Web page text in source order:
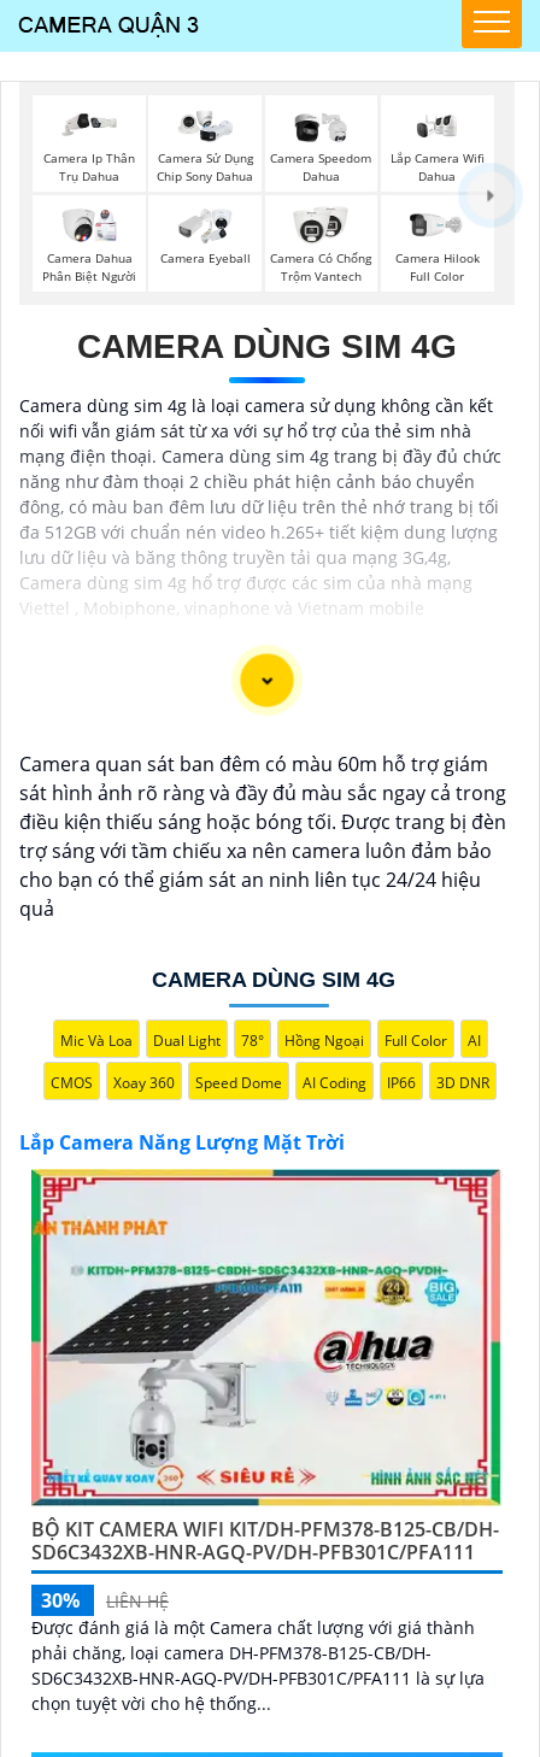
Camera Ip Thân
Trụ Dahua
Camera Sử Dụng
Chip Sony Dahua
Camera Speedom
Dahua
Lắp Camera Wifi
Dahua
Camera Dahua
Phân Biệt Người
Camera Eyeball
Camera Có Chống
Trộm Vantech
Camera Hilook
Full Color
CAMERA DÙNG SIM 4G
Camera dùng sim 4g là loại camera sử dụng không cần kết
nối wifi vẫn giám sát từ xa với sự hổ trợ của thẻ sim nhà
mạng điện thoại. Camera dùng sim 4g trang bị đầy đủ chức
năng như đàm thoại 2 chiều phát hiện cảnh báo chuyển
đông, có màu ban đêm lưu dữ liệu trên thẻ nhớ trang bị tối
đa 512GB với chuẩn nén video h.265+ tiết kiệm dung lượng
lưu dữ liệu và băng thông truyền tải qua mạng 3G,4g,
Camera dùng sim 4g hổ trợ được các sim của nhà mạng
Viettel , Mobiphone, vinaphone và Vietnam mobile
ninh hiệu quả và thân thiện với môi trường, camera
hoạt động độc lập, không cần dây điện, phù hợp cho
các khu vực khó kéo nguồn. Sử dụng năng lượng mặt
trời giúp tiết kiệm chi phí điện năng và bảo vệ môi
trường. Camera được trang bị các tính năng Thông
Minh như ghi hình Full HD, quan sát ban đêm và phát
sát an ninh tại nhà ở, công trường, hay vùng nông
Camera quan sát ban đêm có màu 60m hỗ trợ giám
sát hình ảnh rõ ràng và đầy đủ màu sắc ngay cả trong
điều kiện thiếu sáng hoặc bóng tối. Được trang bị đèn
trợ sáng với tầm chiếu xa nên camera luôn đảm bảo
cho bạn có thể giám sát an ninh liên tục 24/24 hiệu
quả
CAMERA DÙNG SIM 4G
Mic Và Loa Dual Light 78° Hồng Ngoại Full Color AI
CMOS Xoay 360 Speed Dome AI Coding IP66 3D DNR
Lắp Camera Năng Lượng Mặt Trời
BỘ KIT CAMERA WIFI KIT/DH-PFM378-B125-CB/DH-
SD6C3432XB-HNR-AGQ-PV/DH-PFB301C/PFA111
30%
LIÊN HỆ
Được đánh giá là một Camera chất lượng với giá thành
phải chăng, loại camera DH-PFM378-B125-CB/DH-
SD6C3432XB-HNR-AGQ-PV/DH-PFB301C/PFA111 là sự lựa
chọn tuyệt vời cho hệ thống...